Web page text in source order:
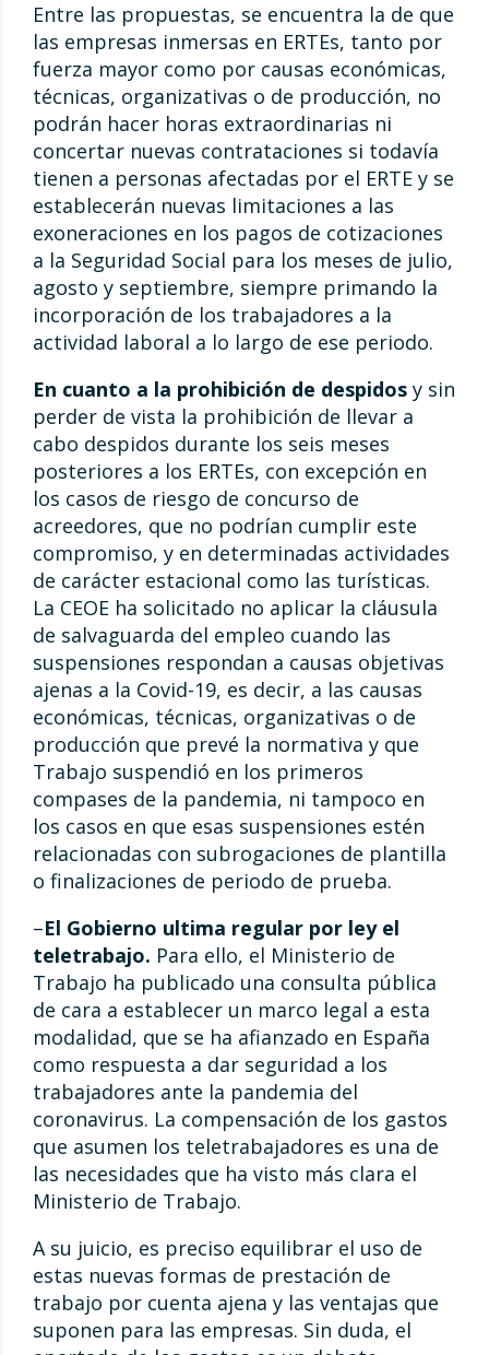
Entre las propuestas, se encuentra la de que
las empresas inmersas en ERTEs, tanto por
fuerza mayor como por causas económicas,
técnicas, organizativas o de producción, no
podrán hacer horas extraordinarias ni
concertar nuevas contrataciones si todavía
tienen a personas afectadas por el ERTE y se
establecerán nuevas limitaciones a las
exoneraciones en los pagos de cotizaciones
a la Seguridad Social para los meses de julio,
agosto y septiembre, siempre primando la
incorporación de los trabajadores a la
actividad laboral a lo largo de ese periodo.
En cuanto a la prohibición de despidos y sin
perder de vista la prohibición de llevar a
cabo despidos durante los seis meses
posteriores a los ERTEs, con excepción en
los casos de riesgo de concurso de
acreedores, que no podrían cumplir este
compromiso, y en determinadas actividades
de carácter estacional como las turísticas.
La CEOE ha solicitado no aplicar la cláusula
de salvaguarda del empleo cuando las
suspensiones respondan a causas objetivas
ajenas a la Covid-19, es decir, a las causas
económicas, técnicas, organizativas o de
producción que prevé la normativa y que
Trabajo suspendió en los primeros
compases de la pandemia, ni tampoco en
los casos en que esas suspensiones estén
relacionadas con subrogaciones de plantilla
o finalizaciones de periodo de prueba.
–El Gobierno ultima regular por ley el
teletrabajo. Para ello, el Ministerio de
Trabajo ha publicado una consulta pública
de cara a establecer un marco legal a esta
modalidad, que se ha afianzado en España
como respuesta a dar seguridad a los
trabajadores ante la pandemia del
coronavirus. La compensación de los gastos
que asumen los teletrabajadores es una de
las necesidades que ha visto más clara el
Ministerio de Trabajo.
A su juicio, es preciso equilibrar el uso de
estas nuevas formas de prestación de
trabajo por cuenta ajena y las ventajas que
suponen para las empresas. Sin duda, el